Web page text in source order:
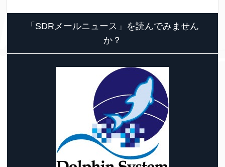
「SDRメールニュース」を読んでみません
か？